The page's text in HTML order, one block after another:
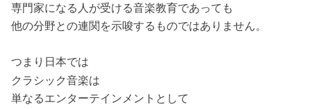
専門家になる人が受ける音楽教育であっても
他の分野との連関を示唆するものではありません。
つまり日本では
クラシック音楽は
単なるエンターテインメントとして